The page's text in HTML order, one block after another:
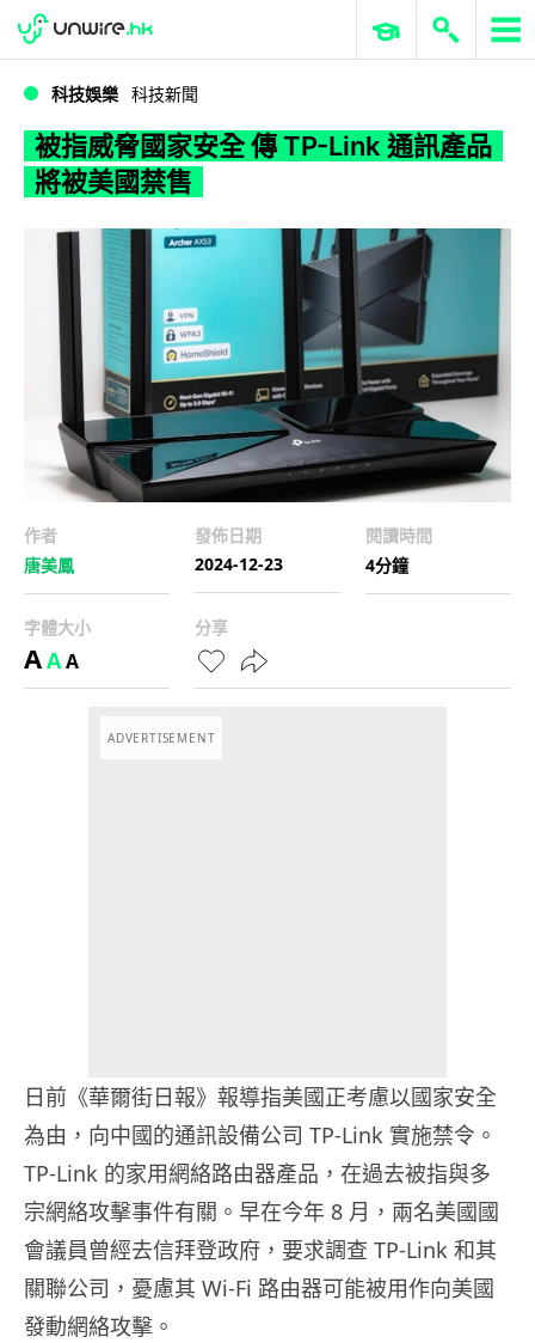
WWDC 2026 ERP 與商業 AI
科技娛樂 科技新聞
被指威脅國家安全 傳 TP-Link 通訊產品
將被美國禁售
作者
唐美鳳
發佈日期
2024-12-23
閱讀時間
4分鐘
字體大小
AAA
分享
ADVERTISEMENT
日前《華爾街日報》報導指美國正考慮以國家安全
為由，向中國的通訊設備公司 TP-Link 實施禁令。
TP-Link 的家用網絡路由器產品，在過去被指與多
宗網絡攻擊事件有關。早在今年 8 月，兩名美國國
會議員曾經去信拜登政府，要求調查 TP-Link 和其
關聯公司，憂慮其 Wi-Fi 路由器可能被用作向美國
發動網絡攻擊。